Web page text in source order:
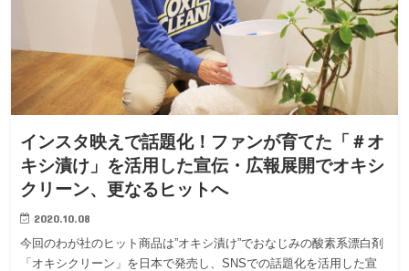
インスタ映えで話題化！ファンが育てた「＃オ
キシ漬け」を活用した宣伝・広報展開でオキシ
クリーン、更なるヒットへ
2020.10.08
今回のわが社のヒット商品は”オキシ漬け”でおなじみの酸素系漂白剤
「オキシクリーン」を日本で発売し、SNSでの話題化を活用した宣